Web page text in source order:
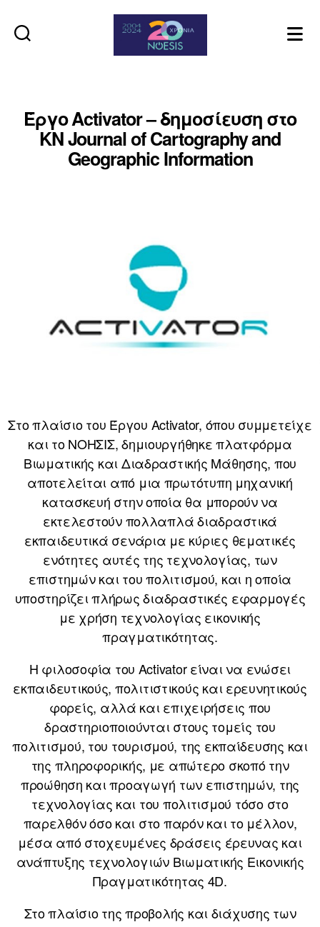
Έργο Activator – δημοσίευση στο
KN Journal of Cartography and
Geographic Information
Στο πλαίσιο του Έργου Activator, όπου συμμετείχε
και το ΝΟΗΣΙΣ, δημιουργήθηκε πλατφόρμα
Βιωματικής και Διαδραστικής Μάθησης, που
αποτελείται από μια πρωτότυπη μηχανική
κατασκευή στην οποία θα μπορούν να
εκτελεστούν πολλαπλά διαδραστικά
εκπαιδευτικά σενάρια με κύριες θεματικές
ενότητες αυτές της τεχνολογίας, των
επιστημών και του πολιτισμού, και η οποία
υποστηρίζει πλήρως διαδραστικές εφαρμογές
με χρήση τεχνολογίας εικονικής
πραγματικότητας.
Η φιλοσοφία του Activator είναι να ενώσει
εκπαιδευτικούς, πολιτιστικούς και ερευνητικούς
φορείς, αλλά και επιχειρήσεις που
δραστηριοποιούνται στους τομείς του
πολιτισμού, του τουρισμού, της εκπαίδευσης και
της πληροφορικής, με απώτερο σκοπό την
προώθηση και προαγωγή των επιστημών, της
τεχνολογίας και του πολιτισμού τόσο στο
παρελθόν όσο και στο παρόν και το μέλλον,
μέσα από στοχευμένες δράσεις έρευνας και
ανάπτυξης τεχνολογιών Βιωματικής Εικονικής
Πραγματικότητας 4D.
Στο πλαίσιο της προβολής και διάχυσης των